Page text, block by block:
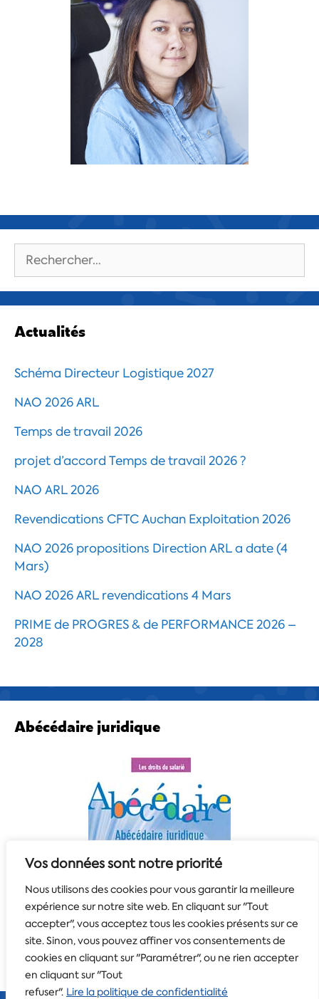
Vos données sont notre priorité
Nous utilisons des cookies pour vous garantir la meilleure
expérience sur notre site web. En cliquant sur "Tout
accepter", vous acceptez tous les cookies présents sur ce
site. Sinon, vous pouvez affiner vos consentements de
cookies en cliquant sur "Paramétrer", ou ne rien accepter
en cliquant sur "Tout
refuser". Lire la politique de confidentialité
Rechercher :
Actualités
Schéma Directeur Logistique 2027
NAO 2026 ARL
Temps de travail 2026
projet d’accord Temps de travail 2026 ?
NAO ARL 2026
Revendications CFTC Auchan Exploitation 2026
NAO 2026 propositions Direction ARL a date (4
Mars)
NAO 2026 ARL revendications 4 Mars
PRIME de PROGRES & de PERFORMANCE 2026 –
2028
Abécédaire juridique